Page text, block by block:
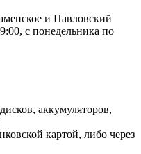
и Павловский
с понедельника по
картой, либо через